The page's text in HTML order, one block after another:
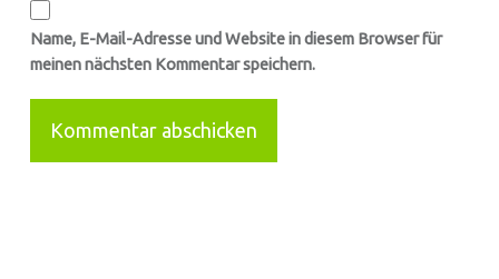
Name, E-Mail-Adresse und Website in diesem Browser für
meinen nächsten Kommentar speichern.